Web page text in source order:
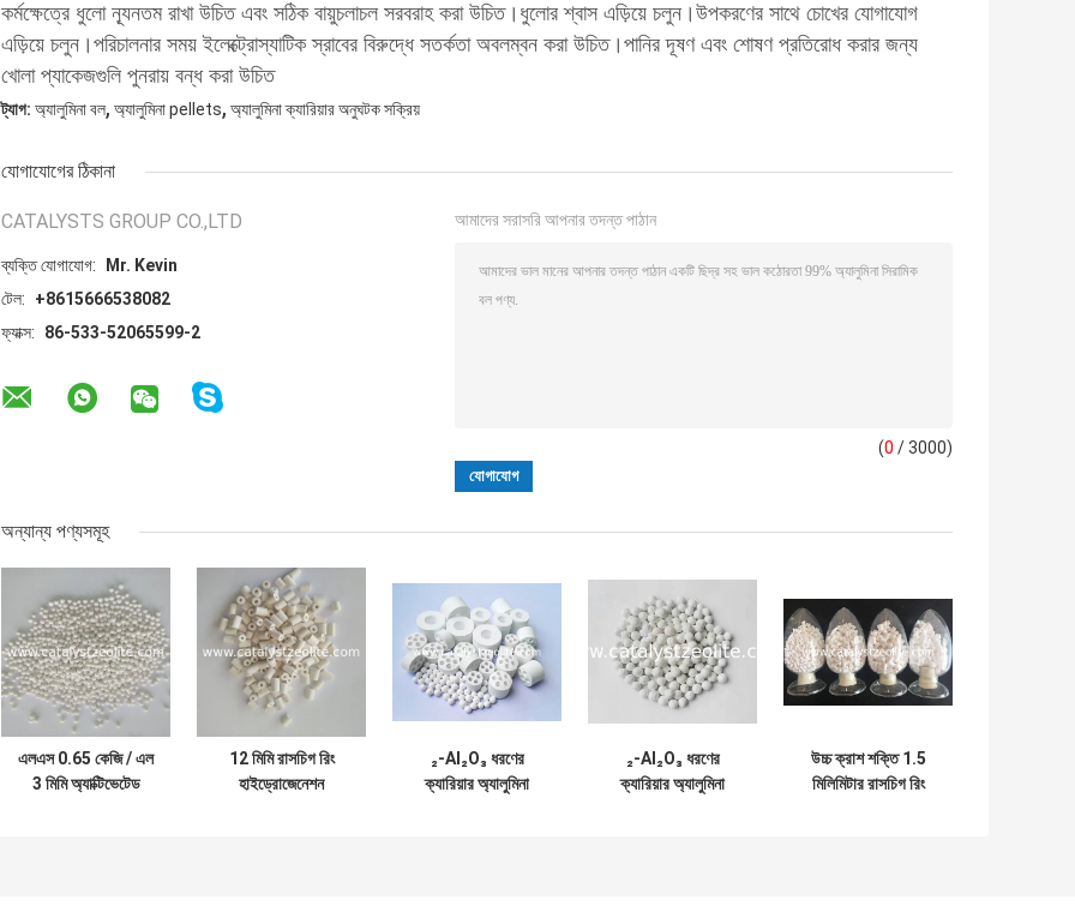
কর্মক্ষেত্রে ধুলো ন্যূনতম রাখা উচিত এবং সঠিক বায়ুচলাচল সরবরাহ করা উচিত।ধুলোর শ্বাস এড়িয়ে চলুন।উপকরণের সাথে চোখের যোগাযোগ
এড়িয়ে চলুন।পরিচালনার সময় ইলেক্ট্রোস্যাটিক স্রাবের বিরুদ্ধে সতর্কতা অবলম্বন করা উচিত।পানির দূষণ এবং শোষণ প্রতিরোধ করার জন্য
খোলা প্যাকেজগুলি পুনরায় বন্ধ করা উচিত
ট্যাগ: অ্যালুমিনা বল, অ্যালুমিনা pellets, অ্যালুমিনা ক্যারিয়ার অনুঘটক সক্রিয়
যোগাযোগের ঠিকানা
CATALYSTS GROUP CO.,LTD
ব্যক্তি যোগাযোগ:
Mr. Kevin
টেল:
+8615666538082
ফ্যাক্স:
86-533-52065599-2
আমাদের সরাসরি আপনার তদন্ত পাঠান
(0 / 3000)
অন্যান্য পণ্যসমূহ
এলএস 0.65 কেজি / এল
3 মিমি অ্যাক্টিভেটেড
12 মিমি রাসচিগ রিং
হাইড্রোজেনেশন
₂-Al₂O₃ ধরণের
ক্যারিয়ার অ্যালুমিনা
₂-Al₂O₃ ধরণের
ক্যারিয়ার অ্যালুমিনা
উচ্চ ক্রাশ শক্তি 1.5
মিলিমিটার রাসচিগ রিং